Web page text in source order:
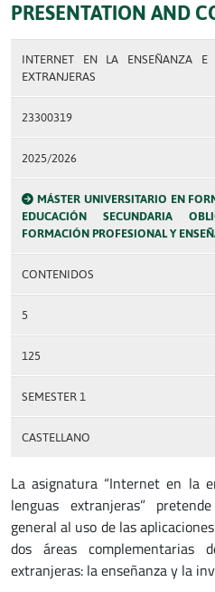
PRESENTATION AND
INTERNET EN LA ENSEÑANZA E
EXTRANJERAS
23300319
2025/2026
MÁSTER UNIVERSITARIO EN
EDUCACIÓN SECUNDARIA
FORMACIÓN PROFESIONAL Y
CONTENIDOS
5
125
SEMESTER 1
CASTELLANO
La asignatura “Internet en la
lenguas extranjeras”
general al uso de las
dos áreas complementarias
extranjeras: la enseñanza y la